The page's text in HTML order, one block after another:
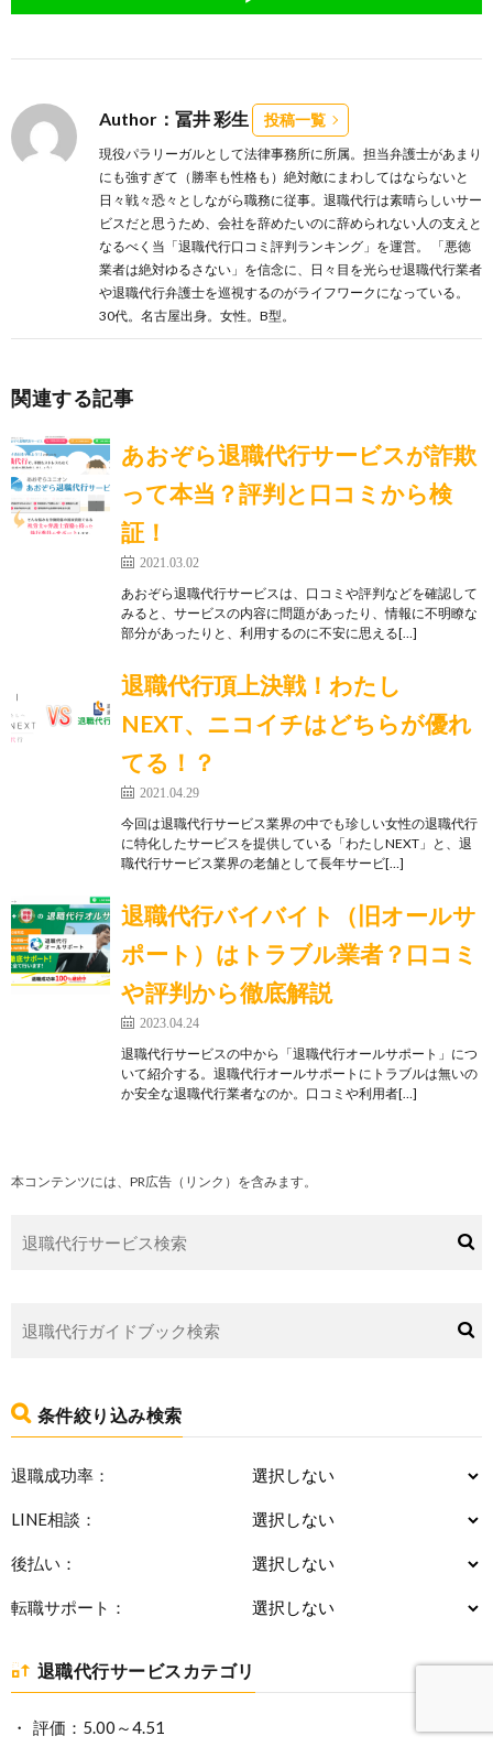
Author：冨井 彩生 投稿一覧
現役パラリーガルとして法律事務所に所属。担当弁護士があまり
にも強すぎて（勝率も性格も）絶対敵にまわしてはならないと
日々戦々恐々としながら職務に従事。退職代行は素晴らしいサー
ビスだと思うため、会社を辞めたいのに辞められない人の支えと
なるべく当「退職代行口コミ評判ランキング」を運営。 「悪徳
業者は絶対ゆるさない」を信念に、日々目を光らせ退職代行業者
や退職代行弁護士を巡視するのがライフワークになっている。
30代。名古屋出身。女性。B型。
関連する記事
あおぞら退職代行サービスが詐欺
って本当？評判と口コミから検
証！
2021.03.02
あおぞら退職代行サービスは、口コミや評判などを確認して
みると、サービスの内容に問題があったり、情報に不明瞭な
部分があったりと、利用するのに不安に思える[…]
退職代行頂上決戦！わたし
NEXT、ニコイチはどちらが優れ
てる！？
2021.04.29
今回は退職代行サービス業界の中でも珍しい女性の退職代行
に特化したサービスを提供している「わたしNEXT」と、退
職代行サービス業界の老舗として長年サービ[…]
退職代行バイバイト（旧オールサ
ポート）はトラブル業者？口コミ
や評判から徹底解説
2023.04.24
退職代行サービスの中から「退職代行オールサポート」につ
いて紹介する。退職代行オールサポートにトラブルは無いの
か安全な退職代行業者なのか。口コミや利用者[…]
本コンテンツには、PR広告（リンク）を含みます。
条件絞り込み検索
退職成功率：
LINE相談：
後払い：
転職サポート：
退職代行サービスカテゴリ
評価：5.00～4.51